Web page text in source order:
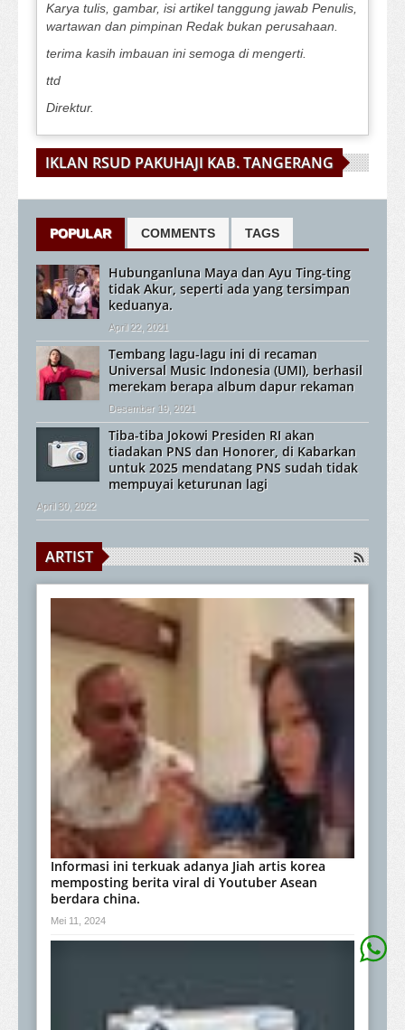
Karya tulis, gambar, isi artikel tanggung jawab Penulis,
wartawan dan pimpinan Redak bukan perusahaan.
terima kasih imbauan ini semoga di mengerti.
ttd
Direktur.
IKLAN RSUD PAKUHAJI KAB. TANGERANG
POPULAR COMMENTS TAGS
Hubunganluna Maya dan Ayu Ting-ting
tidak Akur, seperti ada yang tersimpan
keduanya.
April 22, 2021
Tembang lagu-lagu ini di recaman
Universal Music Indonesia (UMI), berhasil
merekam berapa album dapur rekaman
Desember 19, 2021
Tiba-tiba Jokowi Presiden RI akan
tiadakan PNS dan Honorer, di Kabarkan
untuk 2025 mendatang PNS sudah tidak
mempuyai keturunan lagi
April 30, 2022
ARTIST
Informasi ini terkuak adanya Jiah artis korea
memposting berita viral di Youtuber Asean
berdara china.
Mei 11, 2024